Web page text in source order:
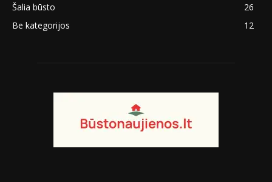
Šalia būsto
26
Be kategorijos
12